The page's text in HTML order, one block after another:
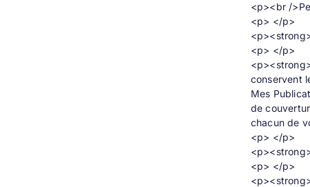
<p><br /
<p> </p>
<p> </p>
conservent
Mes
de
chacun de
<p> </p>
<p> </p>